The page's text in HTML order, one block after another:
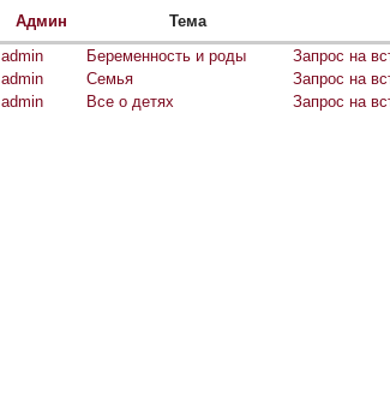
Админ Тема
admin Беременность и роды
Запрос на
admin Семья
Запрос на
admin Все о детях Запрос на